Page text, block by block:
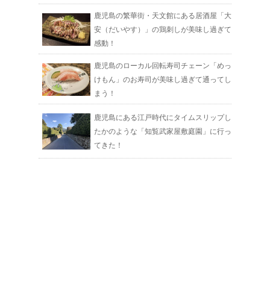
鹿児島の繁華街・天文館にある居酒屋「大
安（だいやす）」の鶏刺しが美味し過ぎて
感動！
鹿児島のローカル回転寿司チェーン「めっ
けもん」のお寿司が美味し過ぎて通ってし
まう！
鹿児島にある江戸時代にタイムスリップし
たかのような「知覧武家屋敷庭園」に行っ
てきた！